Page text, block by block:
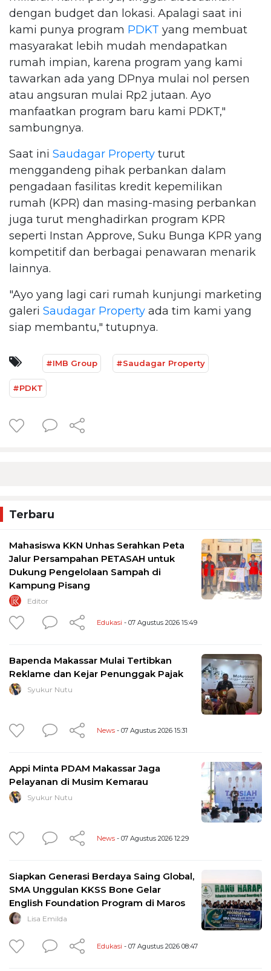
dengan budget dan lokasi. Apalagi saat ini
kami punya program PDKT yang membuat
masyarakat lebih mudah mendapatkan
rumah impian, karena program yang kami
tawarkan ada yang DPnya mulai nol persen
atau angsuran mulai Rp2 jutaan. Ayo
manfaatkan program baru kami PDKT,"
sambungnya.
Saat ini Saudagar Property turut
menggandeng pihak perbankan dalam
pengadaan fasilitas kredit kepemilikan
rumah (KPR) dan masing-masing perbankan
juga turut menghadirkan program KPR
seperti Instan Approve, Suku Bunga KPR yang
kompetitif dan berbagai penawaran menarik
lainnya.
"Ayo yang lagi cari rumah kunjungi marketing
galeri Saudagar Property ada tim kami yang
siap membantu," tutupnya.
#IMB Group #Saudagar Property
#PDKT
Terbaru
Mahasiswa KKN Unhas Serahkan Peta
Jalur Persampahan PETASAH untuk
Dukung Pengelolaan Sampah di
Kampung Pisang
Editor
Edukasi - 07 Agustus 2026 15:49
Bapenda Makassar Mulai Tertibkan
Reklame dan Kejar Penunggak Pajak
Syukur Nutu
News - 07 Agustus 2026 15:31
Appi Minta PDAM Makassar Jaga
Pelayanan di Musim Kemarau
Syukur Nutu
News - 07 Agustus 2026 12:29
Siapkan Generasi Berdaya Saing Global,
SMA Unggulan KKSS Bone Gelar
English Foundation Program di Maros
Lisa Emilda
Edukasi - 07 Agustus 2026 08:47